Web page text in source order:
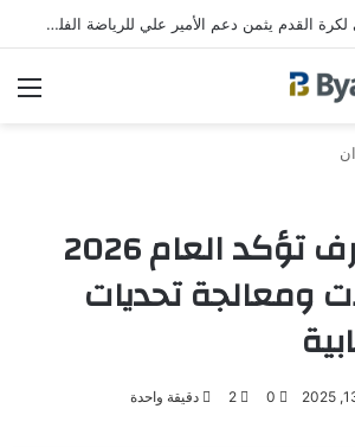
الاتحاد الفلسطيني لكرة القدم يثمن دعم الأمير علي للرياضة الفلسطينية | رياضة عربية
صحة القضارف تؤكد العام 2026
ومعالجة تحديات
0
2 دقيقة واحدة